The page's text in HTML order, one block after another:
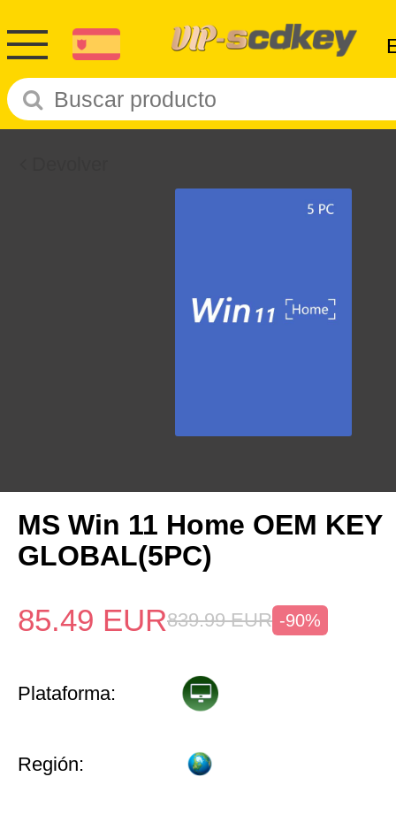
MS Win 11 Home OEM KEY
GLOBAL(5PC)
85.49 EUR839.99 EUR -90%
Plataforma:
Región: